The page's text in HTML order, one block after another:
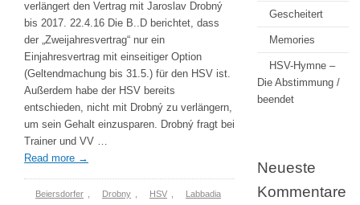
verlängert den Vertrag mit Jaroslav Drobný
bis 2017. 22.4.16 Die B..D berichtet, dass
der „Zweijahresvertrag“ nur ein
Einjahresvertrag mit einseitiger Option
(Geltendmachung bis 31.5.) für den HSV ist.
Außerdem habe der HSV bereits
entschieden, nicht mit Drobný zu verlängern,
um sein Gehalt einzusparen. Drobný fragt bei
Trainer und VV …
Read more →
Beiersdorfer Drobny HSV Labbadia
Gescheitert
Memories
HSV-Hymne –
Die Abstimmung /
beendet
Neueste
Kommentare